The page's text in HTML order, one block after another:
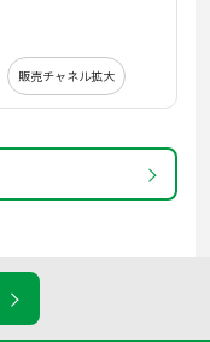
販売チャネル拡大